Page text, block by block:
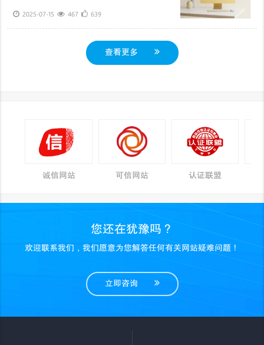
2025-07-15 467 639
查看更多
诚信网站 可信网站 认证联盟
您还在犹豫吗？
欢迎联系我们，我们愿意为您解答任何有关网站疑难问题！
立即咨询